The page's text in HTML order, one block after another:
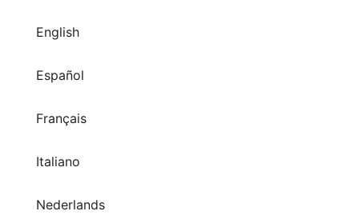
English
Español
Français
Italiano
Nederlands